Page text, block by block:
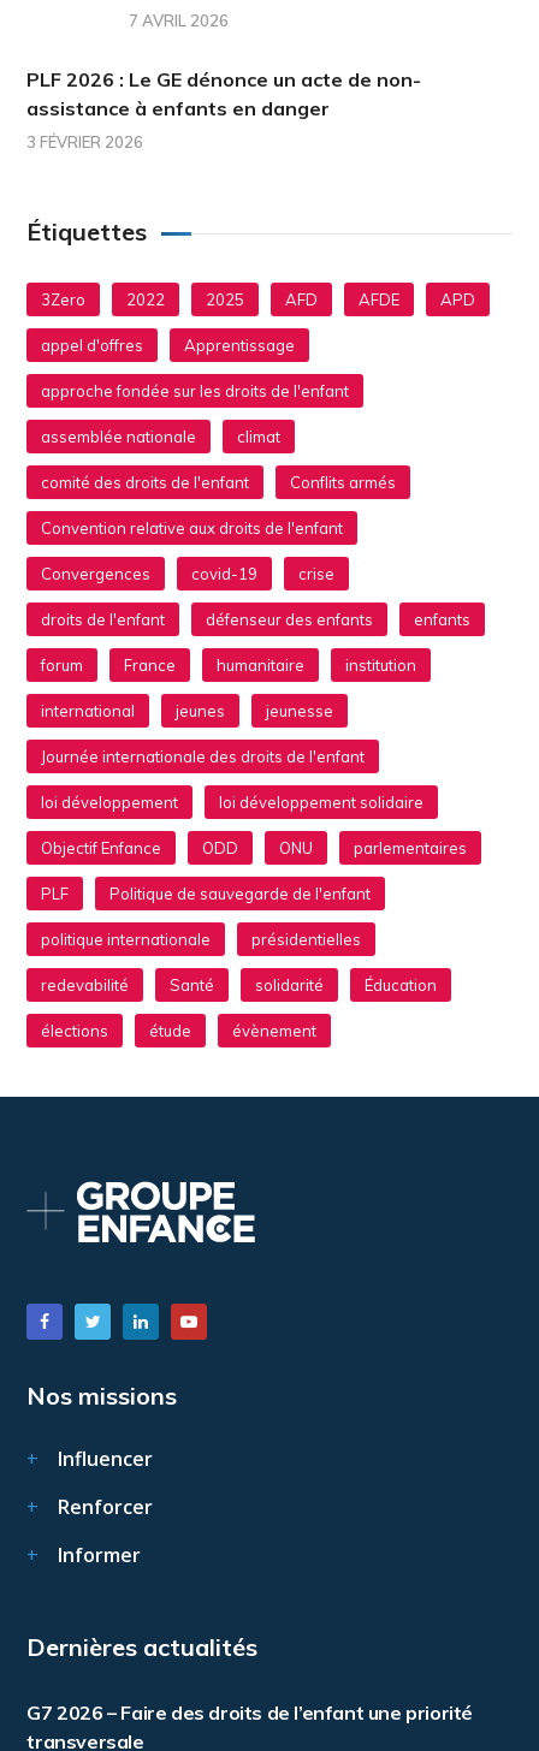
7 AVRIL 2026
PLF 2026 : Le GE dénonce un acte de non-
assistance à enfants en danger
3 FÉVRIER 2026
Étiquettes
3Zero 2022 2025 AFD AFDE APD
appel d'offres Apprentissage
approche fondée sur les droits de l'enfant
assemblée nationale climat
comité des droits de l'enfant Conflits armés
Convention relative aux droits de l'enfant
Convergences covid-19 crise
droits de l'enfant défenseur des enfants enfants
forum France humanitaire institution
international jeunes jeunesse
Journée internationale des droits de l'enfant
loi développement loi développement solidaire
Objectif Enfance ODD ONU parlementaires
PLF Politique de sauvegarde de l'enfant
politique internationale présidentielles
redevabilité Santé solidarité Éducation
élections étude évènement
Nos missions
Influencer
Renforcer
Informer
Dernières actualités
G7 2026 – Faire des droits de l’enfant une priorité
transversale